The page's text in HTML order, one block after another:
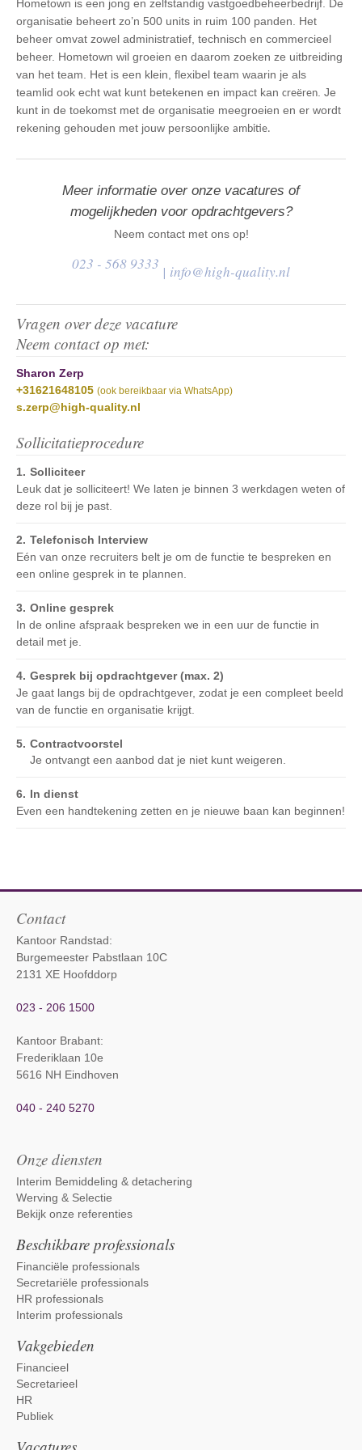
Vragen over deze vacature
Neem contact op met:
Sharon Zerp
+31621648105 (ook bereikbaar via WhatsApp)
s.zerp@high-quality.nl
Sollicitatieprocedure
Solliciteer
Leuk dat je solliciteert! We laten je binnen 3 werkdagen weten of
deze rol bij je past.
Telefonisch Interview
Eén van onze recruiters belt je om de functie te bespreken en
een online gesprek in te plannen.
Online gesprek
In de online afspraak bespreken we in een uur de functie in
detail met je.
Gesprek bij opdrachtgever (max. 2)
Je gaat langs bij de opdrachtgever, zodat je een compleet beeld
van de functie en organisatie krijgt.
Contractvoorstel
Je ontvangt een aanbod dat je niet kunt weigeren.
In dienst
Even een handtekening zetten en je nieuwe baan kan beginnen!
Hometown is een jong en zelfstandig vastgoedbeheerbedrijf. De
organisatie beheert zo’n 500 units in ruim 100 panden. Het
beheer omvat zowel administratief, technisch en commercieel
beheer. Hometown wil groeien en daarom zoeken ze uitbreiding
van het team. Het is een klein, flexibel team waarin je als
teamlid ook echt wat kunt betekenen en impact kan creëren . Je
kunt in de toekomst met de organisatie meegroeien en er wordt
rekening gehouden met jouw persoonlijke ambitie.
Meer informatie over onze vacatures of
mogelijkheden voor opdrachtgevers?
Neem contact met ons op!
023 - 568 9333 | info@high-quality.nl
Contact
Kantoor Randstad:
Burgemeester Pabstlaan 10C
2131 XE Hoofddorp
023 - 206 1500
Kantoor Brabant:
Frederiklaan 10e
5616 NH Eindhoven
040 - 240 5270
Onze diensten
Interim Bemiddeling & detachering
Werving & Selectie
Bekijk onze referenties
Beschikbare professionals
Financiële professionals
Secretariële professionals
HR professionals
Interim professionals
Vakgebieden
Financieel
Secretarieel
HR
Publiek